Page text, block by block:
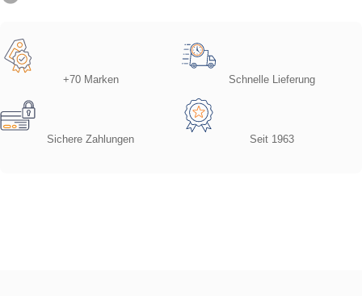
+70 Marken Schnelle Lieferung
Sichere Zahlungen Seit 1963